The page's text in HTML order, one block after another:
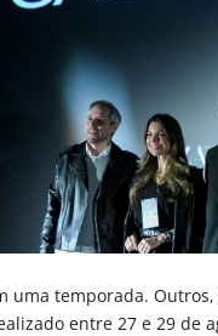
uma temporada.
entre 27 e 29 de